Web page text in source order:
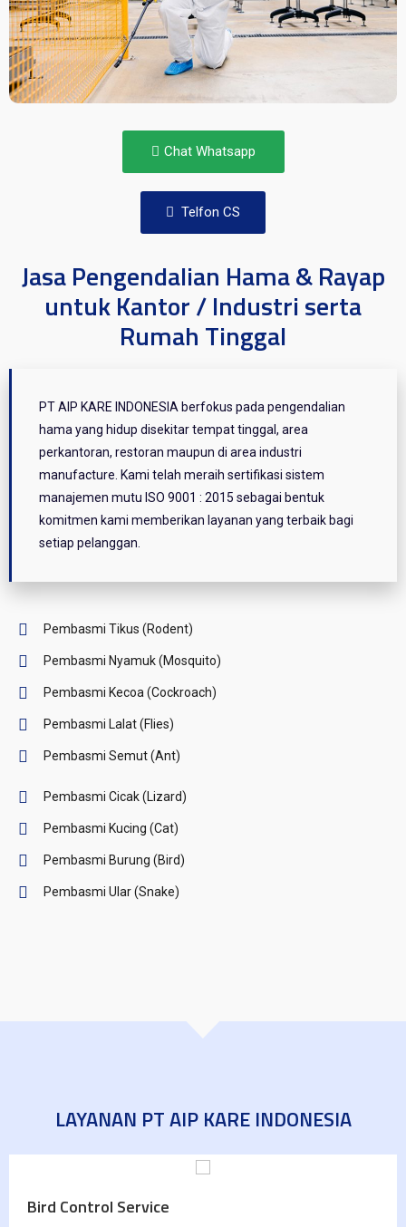
Chat Whatsapp
Telfon CS
Jasa Pengendalian Hama & Rayap
untuk Kantor / Industri serta
Rumah Tinggal
PT AIP KARE INDONESIA berfokus pada pengendalian
hama yang hidup disekitar tempat tinggal, area
perkantoran, restoran maupun di area industri
manufacture. Kami telah meraih sertifikasi sistem
manajemen mutu ISO 9001 : 2015 sebagai bentuk
komitmen kami memberikan layanan yang terbaik bagi
setiap pelanggan.
Pembasmi Tikus (Rodent)
Pembasmi Nyamuk (Mosquito)
Pembasmi Kecoa (Cockroach)
Pembasmi Lalat (Flies)
Pembasmi Semut (Ant)
Pembasmi Cicak (Lizard)
Pembasmi Kucing (Cat)
Pembasmi Burung (Bird)
Pembasmi Ular (Snake)
LAYANAN PT AIP KARE INDONESIA